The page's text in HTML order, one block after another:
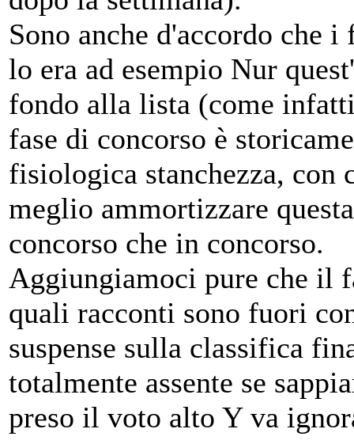
Sono anche d'accordo che
lo era ad esempio Nur
fondo alla lista (come
fase di concorso è
fisiologica stanchezza,
meglio ammortizzare
concorso che in concorso.
Aggiungiamoci pure che il
quali racconti sono fuori
suspense sulla classifica
totalmente assente se
preso il voto alto Y va